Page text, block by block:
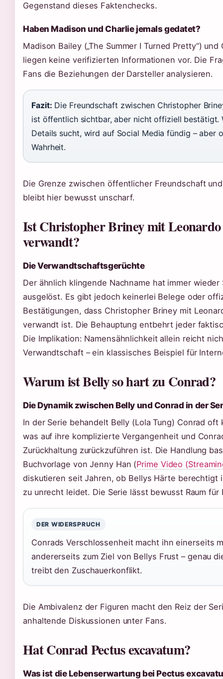
Gegenstand dieses Faktenchecks.
Haben Madison und Charlie jemals gedatet?
Madison Bailey („The Summer I Turned Pretty“)
liegen keine verifizierten Informationen vor. Die
Fans die Beziehungen der Darsteller analysieren.
Fazit: Die Freundschaft zwischen Christopher
ist öffentlich sichtbar, aber nicht offiziell bestätigt.
Details sucht, wird auf Social Media fündig – aber
Wahrheit.
Die Grenze zwischen öffentlicher Freundschaft
bleibt hier bewusst unscharf.
Ist Christopher Briney mit
verwandt?
Die Verwandtschaftsgerüchte
Der ähnlich klingende Nachname hat immer wieder
ausgelöst. Es gibt jedoch keinerlei Belege oder
Bestätigungen, dass Christopher Briney mit
verwandt ist. Die Behauptung entbehrt jeder
Die Implikation: Namensähnlichkeit allein reicht
Verwandtschaft – ein klassisches Beispiel für
Warum ist Belly so hart zu Conrad?
Die Dynamik zwischen Belly und Conrad in der
In der Serie behandelt Belly (Lola Tung) Conrad oft
was auf ihre komplizierte Vergangenheit und
Zurückhaltung zurückzuführen ist. Die Handlung
Buchvorlage von Jenny Han (Prime Video
diskutieren seit Jahren, ob Bellys Härte berechtigt
zu unrecht leidet. Die Serie lässt bewusst Raum
DER WIDERSPRUCH
Conrads Verschlossenheit macht ihn einerseits
andererseits zum Ziel von Bellys Frust – genau
treibt den Zuschauerkonflikt.
Die Ambivalenz der Figuren macht den Reiz der
anhaltende Diskussionen unter Fans.
Hat Conrad Pectus excavatum?
Was ist die Lebenserwartung bei Pectus